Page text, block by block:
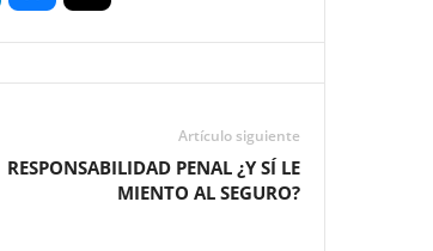
Artículo siguiente
RESPONSABILIDAD PENAL ¿Y SÍ LE
MIENTO AL SEGURO?